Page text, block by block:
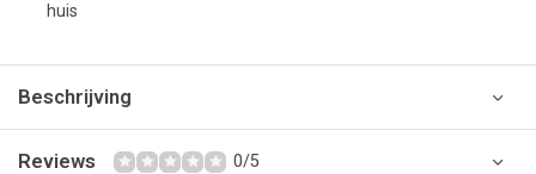
huis
Beschrijving
Reviews 0/5